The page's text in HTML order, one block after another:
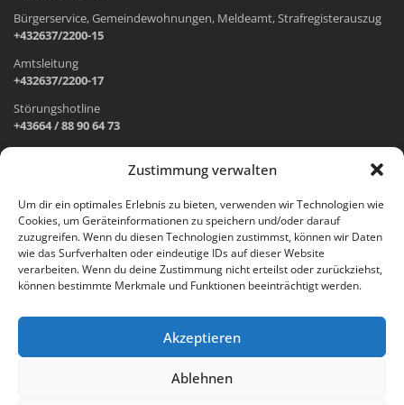
Zustimmung verwalten
Um dir ein optimales Erlebnis zu bieten, verwenden wir Technologien wie
Cookies, um Geräteinformationen zu speichern und/oder darauf
zuzugreifen. Wenn du diesen Technologien zustimmst, können wir Daten
wie das Surfverhalten oder eindeutige IDs auf dieser Website
verarbeiten. Wenn du deine Zustimmung nicht erteilst oder zurückziehst,
können bestimmte Merkmale und Funktionen beeinträchtigt werden.
Akzeptieren
Ablehnen
Bürgerservice, Gemeindewohnungen, Meldeamt, Strafregisterauszug
+432637/2200-15
Amtsleitung
+432637/2200-17
Störungshotline
+43664 / 88 90 64 73
Wr. Neustädter Straße 1
2733 Grünbach am Schneeberg
Öffnungszeiten Gemeindeamt:
Montag: 8.00 – 12.00 Uhr und 14.00 – 18.00 Uhr
Freitag: 8.00 – 12.00 Uhr
Email: